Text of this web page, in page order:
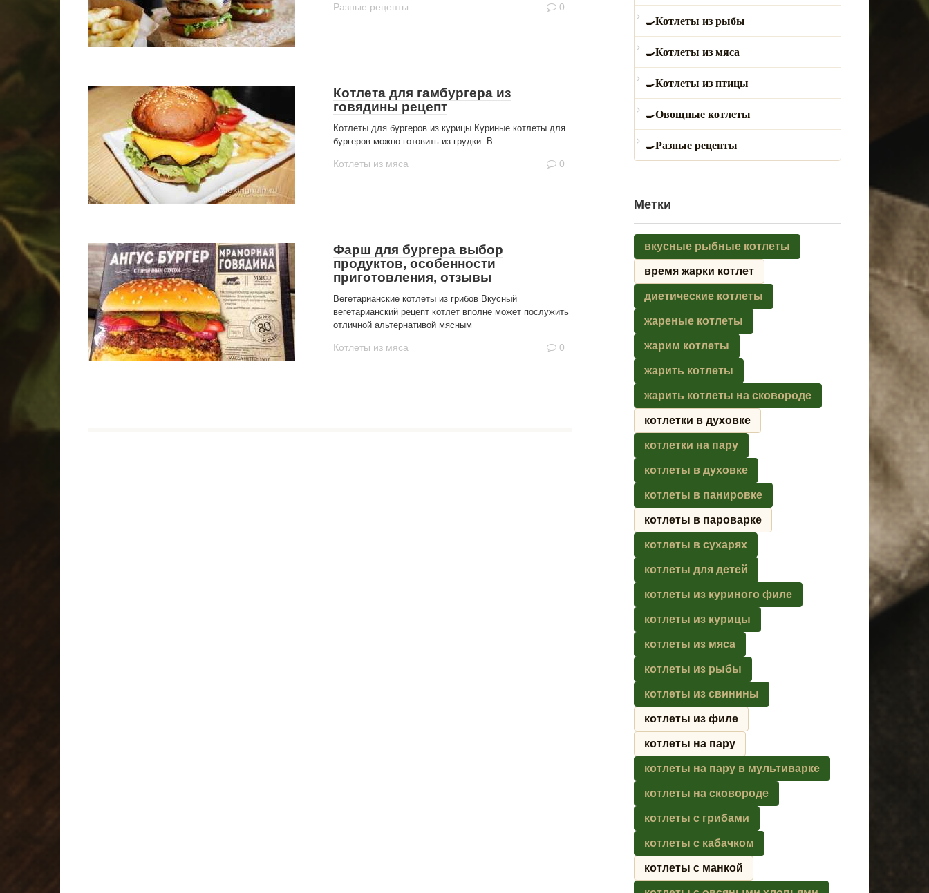
Разные рецепты 0
Котлета для гамбургера из
говядины рецепт
Котлеты для бургеров из курицы Куриные котлеты для
бургеров можно готовить из грудки. В
Котлеты из мяса 0
Фарш для бургера выбор
продуктов, особенности
приготовления, отзывы
Вегетарианские котлеты из грибов Вкусный
вегетарианский рецепт котлет вполне может послужить
отличной альтернативой мясным
Котлеты из мяса 0
Котлеты из рыбы
Котлеты из мяса
Котлеты из птицы
Овощные котлеты
Разные рецепты
Метки
вкусные рыбные котлеты
время жарки котлет
диетические котлеты
жареные котлеты
жарим котлеты
жарить котлеты
жарить котлеты на сковороде
котлетки в духовке
котлетки на пару
котлеты в духовке
котлеты в панировке
котлеты в пароварке
котлеты в сухарях
котлеты для детей
котлеты из куриного филе
котлеты из курицы
котлеты из мяса
котлеты из рыбы
котлеты из свинины
котлеты из филе
котлеты на пару
котлеты на пару в мультиварке
котлеты на сковороде
котлеты с грибами
котлеты с кабачком
котлеты с манкой